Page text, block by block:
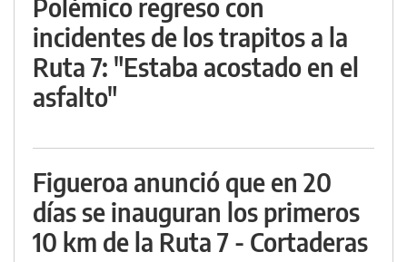
Polémico regreso con
incidentes de los trapitos a la
Ruta 7: "Estaba acostado en el
asfalto"
Figueroa anunció que en 20
días se inauguran los primeros
10 km de la Ruta 7 - Cortaderas